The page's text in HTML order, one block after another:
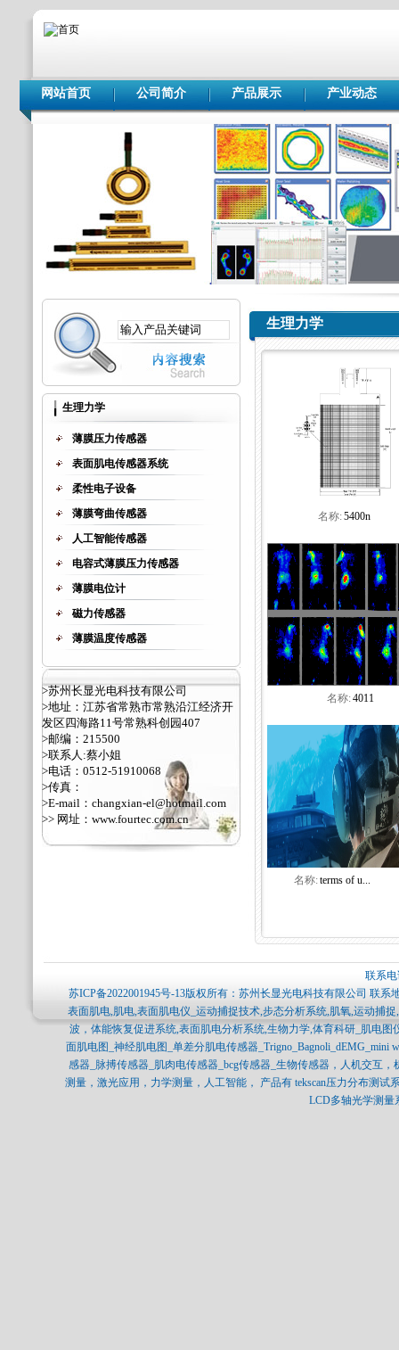
网站首页 公司简介 产品展示 产业动态
生理力学
薄膜压力传感器
表面肌电传感器系统
柔性电子设备
薄膜弯曲传感器
人工智能传感器
电容式薄膜压力传感器
薄膜电位计
磁力传感器
薄膜温度传感器
>苏州长显光电科技有限公司
>地址：江苏省常熟市常熟沿江经济开
发区四海路11号常熟科创园407
>邮编：215500
>联系人:蔡小姐
>电话：0512-51910068
>传真：
>E-mail：changxian-el@hotmail.com
>> 网址： www.fourtec.com.cn
生理力学
名称:5400n
名称:4011
名称:terms of u...
联系
苏ICP备2022001945号-13版权所有：苏州长显光电科技有限公司 联系
表面肌电,肌电,表面肌电仪_运动捕捉技术,步态分析系统,肌氧,运动捕
波，体能恢复促进系统,表面肌电分析系统,生物力学,体育科研_肌电
面肌电图_神经肌电图_单差分肌电传感器_Trigno_Bagnoli_dEMG_mini
感器_脉搏传感器_肌肉电传感器_bcg传感器_生物传感器，人机交互
测量，激光应用，力学测量，人工智能， 产品有 tekscan压力分布测试
LCD多轴光学测量